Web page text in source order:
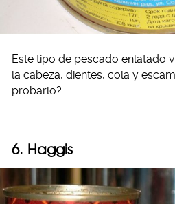
Este tipo de pescado enlatado
la cabeza, dientes, cola y
probarlo?
6. Haggis